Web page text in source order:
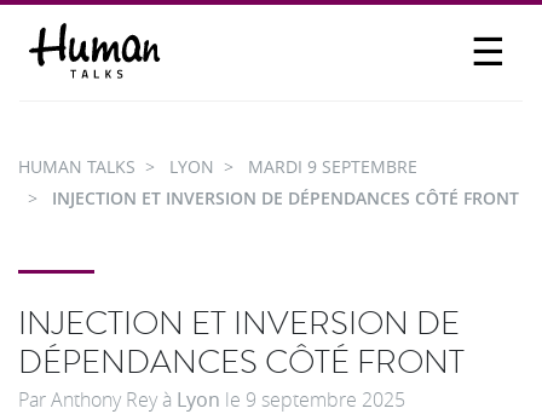
☰
PARTICIPER
HUMAN TALKS LYON
MARDI 9 SEPTEMBRE
INJECTION ET INVERSION DE DÉPENDANCES CÔTÉ FRONT
INJECTION ET INVERSION DE
DÉPENDANCES CÔTÉ FRONT
ParAnthony Rey à Lyon le 9 septembre 2025